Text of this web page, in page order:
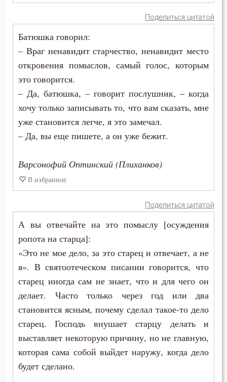
Раскол
Рассуждение
Ревность
Ревность по Богу
Родители
Рождество
Роскошь
Самомнение
Самоубийство
Свобода
Святость
Поделиться цитатой
Батюшка говорил:
– Враг ненавидит старчество, ненавидит место
откровения помыслов, самый голос, которым
это говорится.
– Да, батюшка, – говорит послушник, – когда
хочу только записывать то, что вам сказать, мне
уже становится легче, я это замечал.
– Да, вы еще пишете, а он уже бежит.
Варсонофий Оптинский (Плиханков)
В избранное
Поделиться цитатой
А вы отвечайте на это помыслу [осуждения
ропота на старца]:
«Это не мое дело, за это старец и отвечает, а не
я». В святоотеческом писании говорится, что
старец иногда сам не знает, что и для чего он
делает. Часто только через год или два
становится ясным, почему сделал такое-то дело
старец. Господь внушает старцу делать и
выставляет некоторую причину, но не главную,
которая сама собой выйдет наружу, когда дело
будет сделано.